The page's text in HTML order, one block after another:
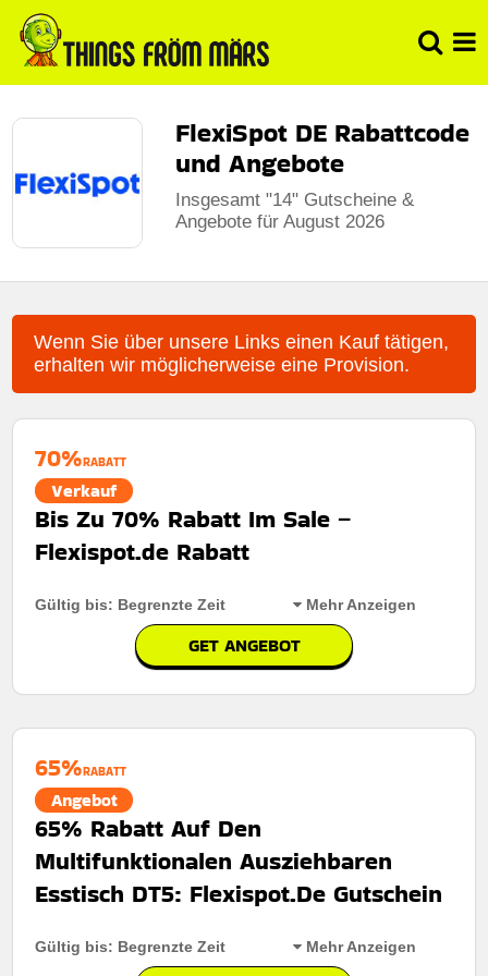
FlexiSpot DE Rabattcode
und Angebote
Insgesamt "14" Gutscheine &
Angebote für August 2026
Wenn Sie über unsere Links einen Kauf tätigen,
erhalten wir möglicherweise eine Provision.
70%RABATT
Verkauf
Bis Zu 70% Rabatt Im Sale –
Flexispot.de Rabatt
Gültig bis: Begrenzte Zeit Mehr Anzeigen
GET ANGEBOT
Mindestkaufbetrag:
Berechtigung:
Art des Angebots:Zeitlich begrenztes angebot
kombinierbar
geschäftsbedingungen auf der website des händlers
65%RABATT
Angebot
65% Rabatt Auf Den
Multifunktionalen Ausziehbaren
Esstisch DT5: Flexispot.De Gutschein
Gültig bis: Begrenzte Zeit Mehr Anzeigen